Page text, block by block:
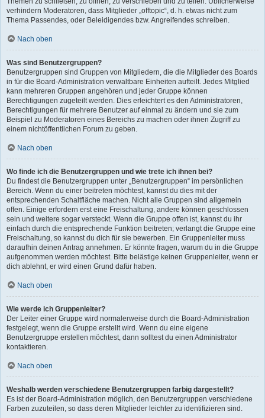
verhindern Moderatoren, dass Mitglieder „offtopic“, d. h. etwas nicht zum
Thema Passendes, oder Beleidigendes bzw. Angreifendes schreiben.
Nach oben
Was sind Benutzergruppen?
Benutzergruppen sind Gruppen von Mitgliedern, die die Mitglieder des Boards
in für die Board-Administration verwaltbare Einheiten aufteilt. Jedes Mitglied
kann mehreren Gruppen angehören und jeder Gruppe können
Berechtigungen zugeteilt werden. Dies erleichtert es den Administratoren,
Berechtigungen für mehrere Benutzer auf einmal zu ändern und sie zum
Beispiel zu Moderatoren eines Bereichs zu machen oder ihnen Zugriff zu
einem nichtöffentlichen Forum zu geben.
Nach oben
Wo finde ich die Benutzergruppen und wie trete ich ihnen bei?
Du findest die Benutzergruppen unter „Benutzergruppen“ im persönlichen
Bereich. Wenn du einer beitreten möchtest, kannst du dies mit der
entsprechenden Schaltfläche machen. Nicht alle Gruppen sind allgemein
offen. Einige erfordern erst eine Freischaltung, andere können geschlossen
sein und weitere sogar versteckt. Wenn die Gruppe offen ist, kannst du ihr
einfach durch die entsprechende Funktion beitreten; verlangt die Gruppe eine
Freischaltung, so kannst du dich für sie bewerben. Ein Gruppenleiter muss
daraufhin deinen Antrag annehmen. Er könnte fragen, warum du in die Gruppe
aufgenommen werden möchtest. Bitte belästige keinen Gruppenleiter, wenn er
dich ablehnt, er wird einen Grund dafür haben.
Nach oben
Wie werde ich Gruppenleiter?
Der Leiter einer Gruppe wird normalerweise durch die Board-Administration
festgelegt, wenn die Gruppe erstellt wird. Wenn du eine eigene
Benutzergruppe erstellen möchtest, dann solltest du einen Administrator
kontaktieren.
Nach oben
Weshalb werden verschiedene Benutzergruppen farbig dargestellt?
Es ist der Board-Administration möglich, den Benutzergruppen verschiedene
Farben zuzuteilen, so dass deren Mitglieder leichter zu identifizieren sind.